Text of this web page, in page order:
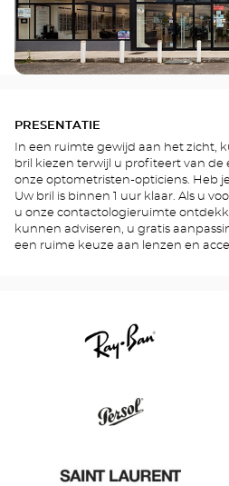
PRESENTATIE
In een ruimte gewijd aan het zicht,
bril kiezen terwijl u profiteert van de
onze optometristen-opticiens. Heb
Uw bril is binnen 1 uur klaar. Als u
u onze contactologieruimte
kunnen adviseren, u gratis
een ruime keuze aan lenzen en